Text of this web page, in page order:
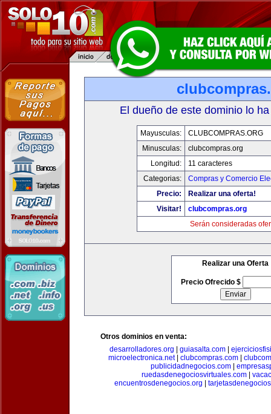
El dueño de este dominio lo
Mayusculas:
CLUBCOMPRAS.ORG
Minusculas:
clubcompras.org
Longitud:
11 caracteres
Categorias:
Compras y Comercio
Precio:
Realizar una oferta!
Visitar!
clubcompras.org
Serán consideradas
Realizar una Oferta
Precio Ofrecido $
Otros dominios en venta:
desarrolladores.org
guiasalta.com|
microelectronica.net| clubcompras.com
publicidadnegocios.com
ruedasdenegociosvirtuales.com|
encuentrosdenegocios.org